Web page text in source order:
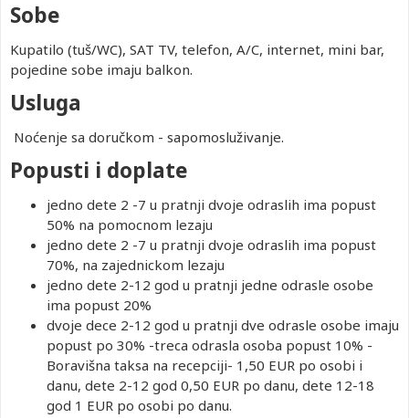
Sobe
Kupatilo (tuš/WC), SAT TV, telefon, A/C, internet, mini bar,
pojedine sobe imaju balkon.
Usluga
Noćenje sa doručkom - sapomosluživanje.
Popusti i doplate
jedno dete 2 -7 u pratnji dvoje odraslih ima popust
50% na pomocnom lezaju
jedno dete 2 -7 u pratnji dvoje odraslih ima popust
70%, na zajednickom lezaju
jedno dete 2-12 god u pratnji jedne odrasle osobe
ima popust 20%
dvoje dece 2-12 god u pratnji dve odrasle osobe imaju
popust po 30% -treca odrasla osoba popust 10% -
Boravišna taksa na recepciji- 1,50 EUR po osobi i
danu, dete 2-12 god 0,50 EUR po danu, dete 12-18
god 1 EUR po osobi po danu.